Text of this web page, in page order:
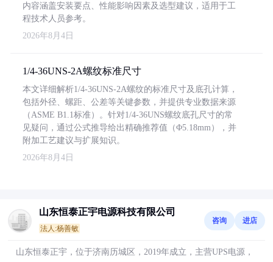
内容涵盖安装要点、性能影响因素及选型建议，适用于工
程技术人员参考。
2026年8月4日
1/4-36UNS-2A螺纹标准尺寸
本文详细解析1/4-36UNS-2A螺纹的标准尺寸及底孔计算，
包括外径、螺距、公差等关键参数，并提供专业数据来源
（ASME B1.1标准）。针对1/4-36UNS螺纹底孔尺寸的常
见疑问，通过公式推导给出精确推荐值（Φ5.18mm），并
附加工艺建议与扩展知识。
2026年8月4日
山东恒泰正宇电源科技有限公司
法人:杨善敏
咨询 进店
山东恒泰正宇，位于济南历城区，2019年成立，主营UPS电源，